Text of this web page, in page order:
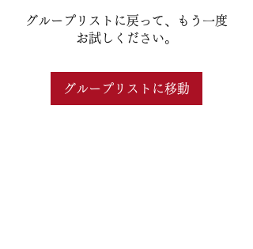
グループリストに戻って、もう一度
お試しください。
グループリストに移動